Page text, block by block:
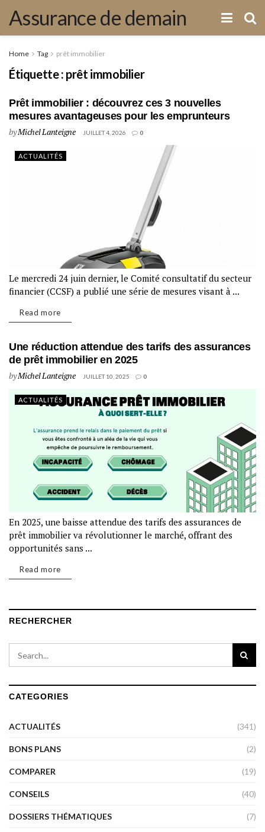
Assurance de demain
Home Tag prêt immobilier
Étiquette : prêt immobilier
Prêt immobilier : découvrez ces 3 nouvelles
mesures avantageuses pour les emprunteurs
byMichel Lanteigne JUILLET 4, 2026 0
ACTUALITÉS
Le mercredi 24 juin dernier, le Comité consultatif du secteur
financier (CCSF) a publié une série de mesures visant à ...
Read more
Une réduction attendue des tarifs des assurances
de prêt immobilier en 2025
byMichel Lanteigne JUILLET 10, 2025 0
ACTUALITÉS
En 2025, une baisse attendue des tarifs des assurances de
prêt immobilier va révolutionner le marché, offrant des
opportunités sans ...
Read more
RECHERCHER
CATEGORIES
ACTUALITÉS (341)
BONS PLANS (2)
COMPARER (19)
CONSEILS (40)
DOSSIERS THÉMATIQUES (7)